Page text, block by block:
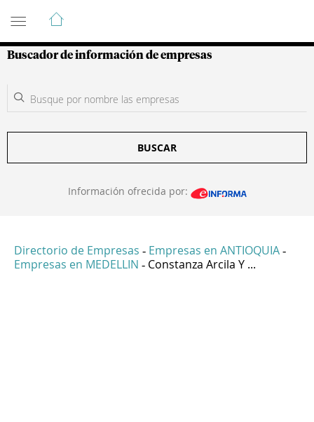
Guía de Empresas Colombianas
Buscador de información de empresas
BUSCAR
Información ofrecida por:
Directorio de Empresas - Empresas en ANTIOQUIA -
Empresas en MEDELLIN - Constanza Arcila Y ...